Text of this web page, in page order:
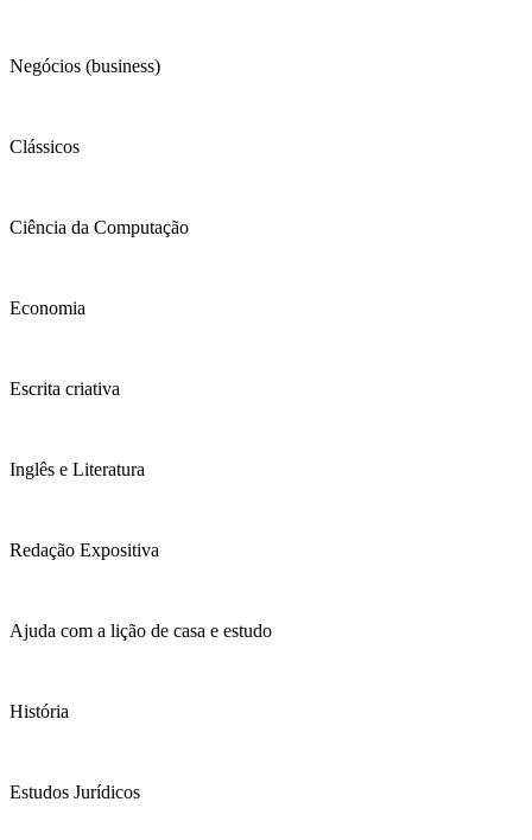
Negócios (business)
Clássicos
Ciência da Computação
Economia
Escrita criativa
Inglês e Literatura
Redação Expositiva
Ajuda com a lição de casa e estudo
História
Estudos Jurídicos